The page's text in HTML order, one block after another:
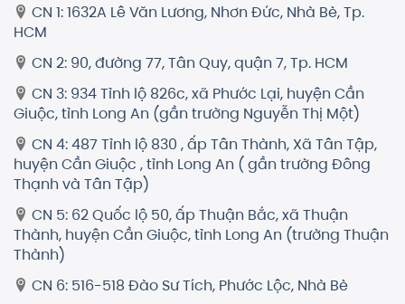
CN 1: 1632A Lê Văn Lương, Nhơn Đức, Nhà Bè, Tp.
HCM
CN 2: 90, đường 77, Tân Quy, quận 7, Tp. HCM
CN 3: 934 Tỉnh lộ 826c, xã Phước Lại, huyện Cần
Giuộc, tỉnh Long An (gần trường Nguyễn Thị Một)
CN 4: 487 Tỉnh lộ 830 , ấp Tân Thành, Xã Tân Tập,
huyện Cần Giuộc , tỉnh Long An ( gần trường Đông
Thạnh và Tân Tập)
CN 5: 62 Quốc lộ 50, ấp Thuận Bắc, xã Thuận
Thành, huyện Cần Giuộc, tỉnh Long An (trường Thuận
Thành)
CN 6: 516-518 Đào Sư Tích, Phước Lộc, Nhà Bè